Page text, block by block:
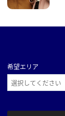
希望エリア